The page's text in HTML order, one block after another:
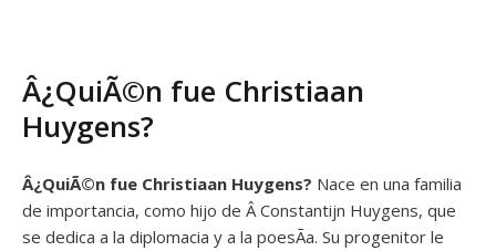
Â¿QuiÃ©n fue Christiaan
Huygens?
Â¿QuiÃ©n fue Christiaan Huygens? Nace en una familia
de importancia, como hijo de Â Constantijn Huygens, que
se dedica a la diplomacia y a la poesÃ­a. Su progenitor le